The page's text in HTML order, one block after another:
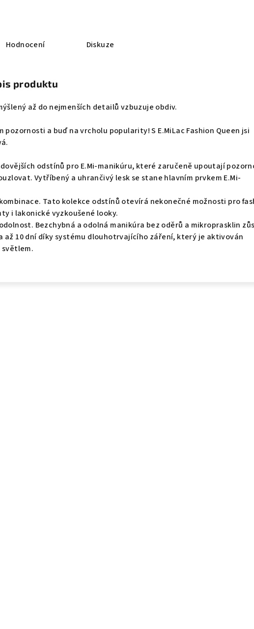
Hodnocení Diskuze
produktu
až do nejmenších detailů vzbuzuje obdiv.
pozornosti a buď na vrcholu popularity! S E.MiLac Fashion Queen jsi
odstínů pro E.Mi-manikúru, které zaručeně upoutají
Vytříbený a uhrančivý lesk se stane hlavním prvkem E.Mi-
Tato kolekce odstínů otevírá nekonečné možnosti pro
i lakonické vyzkoušené looky.
Bezchybná a odolná manikúra bez oděrů a mikroprasklin
až 10 dní díky systému dlouhotrvajícího záření, který je aktivován